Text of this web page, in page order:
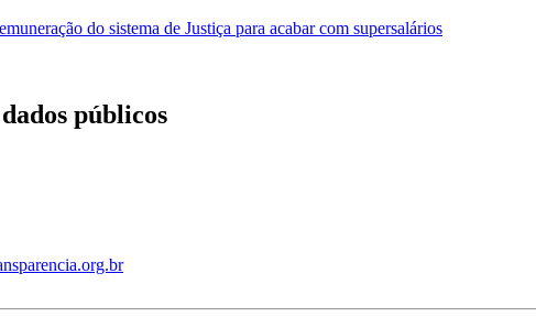
do sistema de Justiça para acabar com supersalários
públicos